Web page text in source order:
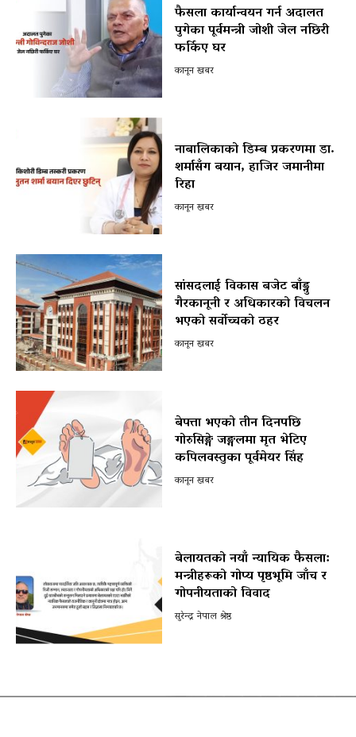
फैसला कार्यान्वयन गर्न अदालत
पुगेका पूर्वमन्त्री जोशी जेल नछिरी
फर्किए घर
कानून खबर
नाबालिकाको डिम्ब प्रकरणमा डा.
शर्मासँग बयान, हाजिर जमानीमा
रिहा
कानून खबर
सांसदलाई विकास बजेट बाँड्नु
गैरकानूनी र अधिकारको विचलन
भएको सर्वोच्चको ठहर
कानून खबर
बेपत्ता भएको तीन दिनपछि
गोरुसिङ्गे जङ्गलमा मृत भेटिए
कपिलवस्तुका पूर्वमेयर सिंह
कानून खबर
बेलायतको नयाँ न्यायिक फैसला:
मन्त्रीहरूको गोप्य पृष्ठभूमि जाँच र
गोपनीयताको विवाद
सुरेन्द्र नेपाल श्रेष्ठ